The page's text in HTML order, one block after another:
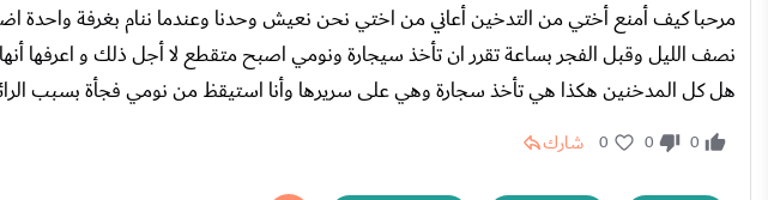
مرحبا كيف أمنع أختي من التدخين أعاني من اختي نحن نعيش وحدنا وعندما ننام بغرفة واحدة
نصف الليل وقبل الفجر بساعة تقرر ان تأخذ سيجارة ونومي اصبح متقطع لا أجل ذلك و اعرفها
هل كل المدخنين هكذا هي تأخذ سجارة وهي على سريرها وأنا استيقظ من نومي فجأة بسبب
0
0
0 شارك